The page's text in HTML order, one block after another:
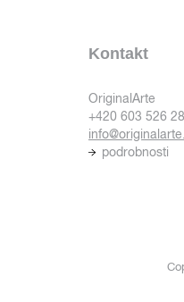
Kontakt
OriginalArte
+420 603 526
podrobnosti